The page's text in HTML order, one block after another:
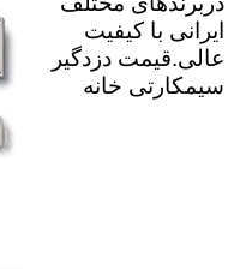
ایرانی با کیفیت
عالی.قیمت دزدگیر
سیمکارتی خانه